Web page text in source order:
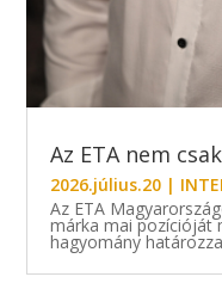
Az ETA nem
2026.július.20 |
Az ETA
márka mai pozícióját
hagyomány